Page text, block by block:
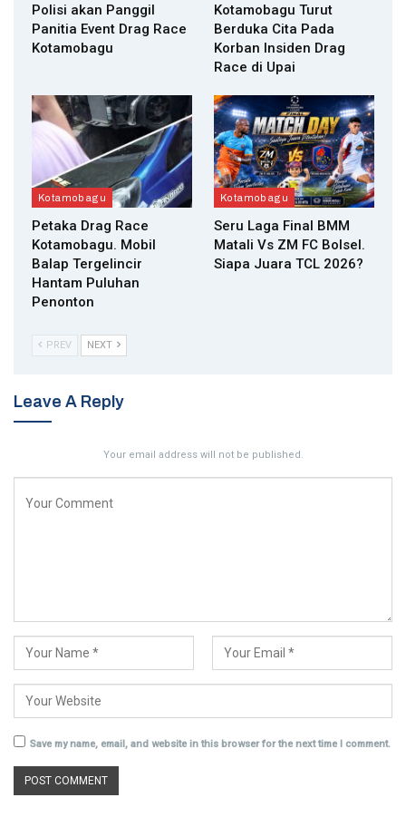
Polisi akan Panggil
Panitia Event Drag Race
Kotamobagu
Kotamobagu Turut
Berduka Cita Pada
Korban Insiden Drag
Race di Upai
Kotamobagu
Petaka Drag Race
Kotamobagu. Mobil
Balap Tergelincir
Hantam Puluhan
Penonton
Kotamobagu
Seru Laga Final BMM
Matali Vs ZM FC Bolsel.
Siapa Juara TCL 2026?
PREV NEXT
Leave A Reply
Your email address will not be published.
Save my name, email, and website in this browser for the next time I comment.